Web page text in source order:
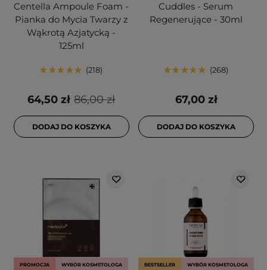
Centella Ampoule Foam -
Pianka do Mycia Twarzy z
Wąkrotą Azjatycką -
125ml
218
86,00 zł
64,50 zł
DODAJ DO KOSZYKA
Cuddles - Serum
Regenerujące - 30ml
268
67,00 zł
DODAJ DO KOSZYKA
PROMOCJA WYBÓR KOSMETOLOGA BESTSELLER WYBÓR KOSMETOLOGA